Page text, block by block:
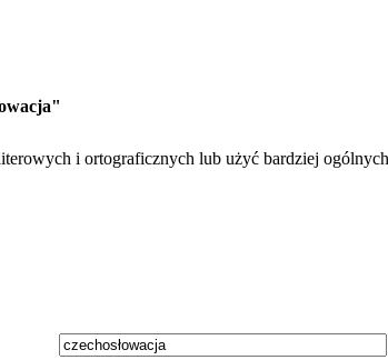
i ortograficznych lub użyć bardziej